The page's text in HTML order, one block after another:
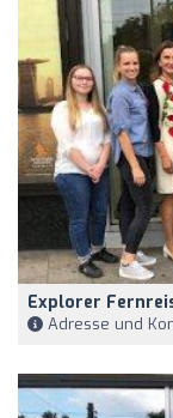
Explorer
Adresse und